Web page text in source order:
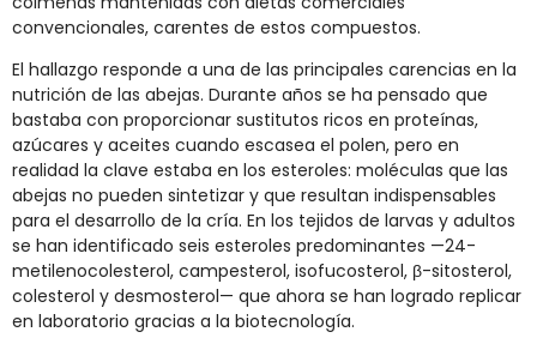
convencionales, carentes de estos compuestos.
El hallazgo responde a una de las principales carencias en la
nutrición de las abejas. Durante años se ha pensado que
bastaba con proporcionar sustitutos ricos en proteínas,
azúcares y aceites cuando escasea el polen, pero en
realidad la clave estaba en los esteroles: moléculas que las
abejas no pueden sintetizar y que resultan indispensables
para el desarrollo de la cría. En los tejidos de larvas y adultos
se han identificado seis esteroles predominantes —24-
metilenocolesterol, campesterol, isofucosterol, β-sitosterol,
colesterol y desmosterol— que ahora se han logrado replicar
en laboratorio gracias a la biotecnología.